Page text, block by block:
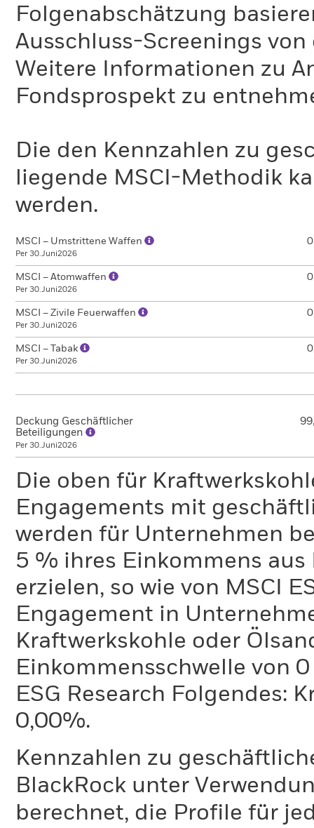
Folgenabschätzung
Ausschluss-Screenings
Weitere Informationen zu
Fondsprospekt zu
Die den Kennzahlen zu
liegende MSCI-Methodik
werden.
MSCI – Umstrittene Waffen
Per 30.Juni2026
MSCI – Atomwaffen
Per 30.Juni2026
MSCI – Zivile Feuerwaffen
Per 30.Juni2026
MSCI – Tabak
Per 30.Juni2026
Deckung Geschäftlicher
Beteiligungen
Per 30.Juni2026
Die oben für
Engagements mit
werden für Unternehmen
5 % ihres Einkommens
erzielen, so wie von MSCI
Engagement in
Kraftwerkskohle oder
Einkommensschwelle von
ESG Research Folgendes:
0,00%.
Kennzahlen zu
BlackRock unter
berechnet, die Profile für